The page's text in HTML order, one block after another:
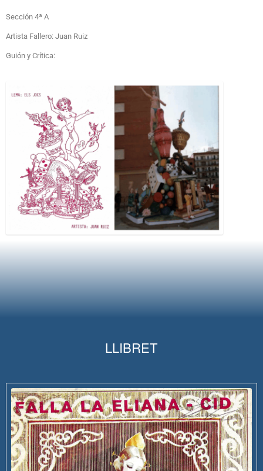
Sección 4ª A
Artista Fallero: Juan Ruiz
Guión y Crítica:
LLIBRET